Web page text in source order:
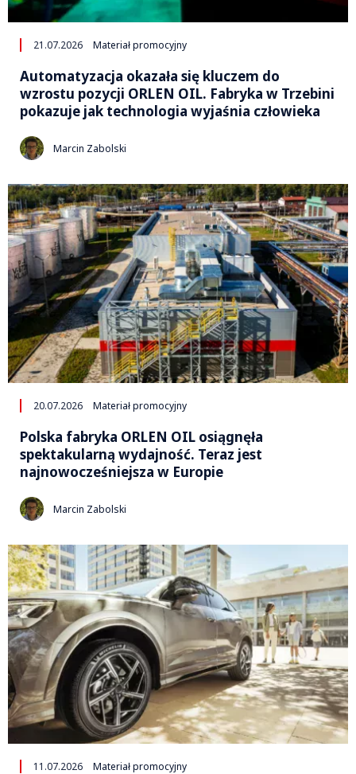
21.07.2026 Materiał promocyjny
Automatyzacja okazała się kluczem do
wzrostu pozycji ORLEN OIL. Fabryka w Trzebini
pokazuje jak technologia wyjaśnia człowieka
Marcin Zabolski
20.07.2026 Materiał promocyjny
Polska fabryka ORLEN OIL osiągnęła
spektakularną wydajność. Teraz jest
najnowocześniejsza w Europie
Marcin Zabolski
11.07.2026 Materiał promocyjny